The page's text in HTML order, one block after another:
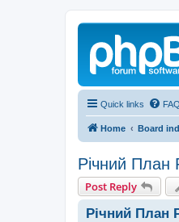
Quick links FAQ
Home Board
Річний План
Post Reply
Річний План